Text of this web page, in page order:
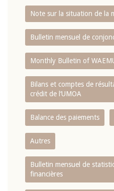
Note sur la situation de la
Bulletin mensuel de
Monthly Bulletin of
Bilans et comptes de
crédit de l‘UMOA
Balance des paiements
Autres
Bulletin mensuel de
financières